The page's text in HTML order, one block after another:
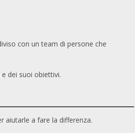
con un team di persone che
dei suoi obiettivi.
aiutarle a fare la differenza.